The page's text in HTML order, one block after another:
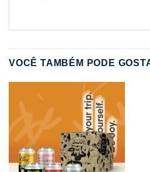
VOCÊ TAMBÉM PODE